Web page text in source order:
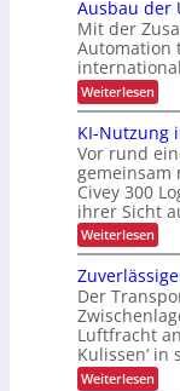
c
l
i
n
g
h
ö
f
e
u
n
d
P
r
ä
z
i
i
o
n
i
m
i
n
n
s
i
c
h
e
r
h
e
i
t
d
u
r
c
h
L
t
o
m
a
t
i
s
i
e
r
e
s
P
a
l
e
t
t
e
n
m
Ausbau der
Mit der
Automation
Weiterlesen:
A
s
b
a
u
d
e
r
U
S
A
-
P
r
ä
s
KI-Nutzung
Vor rund
Civey 300
ihrer Sicht
Weiterlesen:
K
I
-
N
u
t
z
u
n
Der
Luftfracht
Kulissen‘
Weiterlesen: